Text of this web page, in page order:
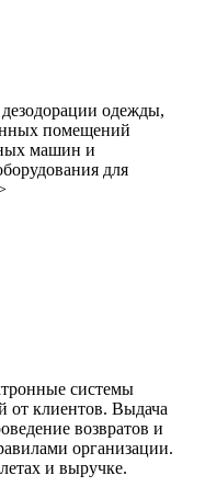
одежды,
помещений
машин и
для
системы
от клиентов. Выдача
возвратов и
организации.
и выручке.